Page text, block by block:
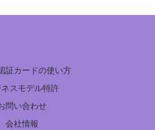
証カードの使い方
ネスモデル特許
問い合わせ
会社情報